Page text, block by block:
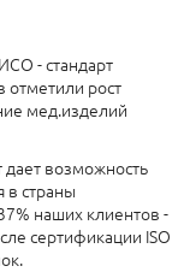
- стандарт
рост
мед.изделий
возможность
в страны
наших клиентов -
сертификации ISO